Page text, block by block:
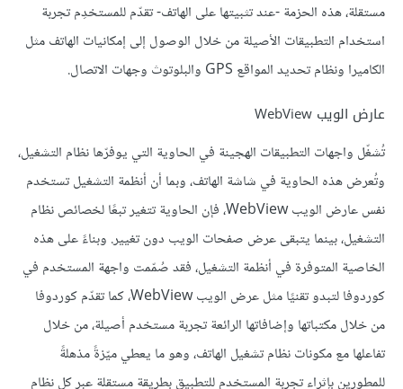
مستقلة، هذه الحزمة -عند تثبيتها على الهاتف- تقدّم للمستخدِم تجربة
استخدام التطبيقات الأصيلة من خلال الوصول إلى إمكانيات الهاتف مثل
الكاميرا ونظام تحديد المواقع GPS والبلوتوث وجهات الاتصال.
عارض الويب WebView
تُشغّل واجهات التطبيقات الهجينة في الحاوية التي يوفرّها نظام التشغيل،
وتُعرض هذه الحاوية في شاشة الهاتف، وبما أن أنظمة التشغيل تستخدم
نفس عارض الويب WebView، فإن الحاوية تتغير تبعًا لخصائص نظام
التشغيل، بينما يتبقى عرض صفحات الويب دون تغيير. وبناءً على هذه
الخاصية المتوفرة في أنظمة التشغيل، فقد صُمّمت واجهة المستخدم في
كوردوفا لتبدو تقنيًا مثل عرض الويب WebView، كما تقدّم كوردوفا
من خلال مكتباتها وإضافاتها الرائعة تجربة مستخدم أصيلة، من خلال
تفاعلها مع مكونات نظام تشغيل الهاتف، وهو ما يعطي ميّزةً مذهلةً
للمطورين بإثراء تجربة المستخدم للتطبيق بطريقة مستقلة عبر كل نظام